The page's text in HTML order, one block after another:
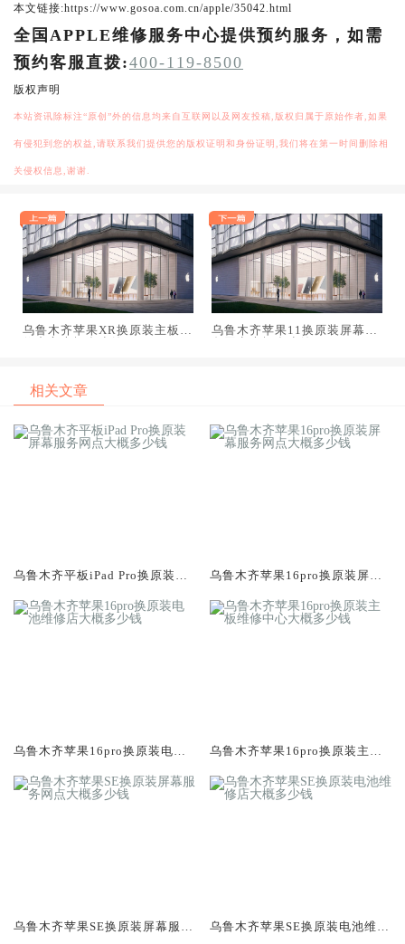
本文链接:https://www.gosoa.com.cn/apple/35042.html
全国APPLE维修服务中心提供预约服务，如需
预约客服直拨:400-119-8500
版权声明
本站资讯除标注“原创”外的信息均来自互联网以及网友投稿,版权归属于原始作者,如果
有侵犯到您的权益,请联系我们提供您的版权证明和身份证明,我们将在第一时间删除相
关侵权信息,谢谢.
乌鲁木齐苹果XR换原装主板维
乌鲁木齐苹果11换原装屏幕服
相关文章
乌鲁木齐平板iPad Pro换原装屏
乌鲁木齐苹果16pro换原装屏幕
乌鲁木齐苹果16pro换原装电池
乌鲁木齐苹果16pro换原装主板
乌鲁木齐苹果SE换原装屏幕服务
乌鲁木齐苹果SE换原装电池维修